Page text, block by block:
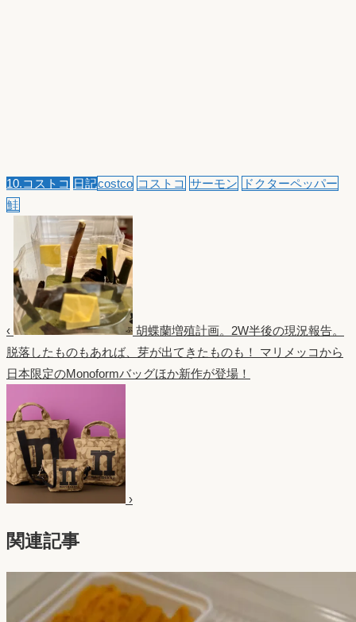
10.コストコ 日記costco コストコ サーモン
ドクターペッパー
鮭
‹
胡蝶蘭増殖計画。2W半後の現況報告。
脱落したものもあれば、芽が出てきたものも！
マリメッコから
日本限定のMonoformバッグほか新作が登場！
›
関連記事